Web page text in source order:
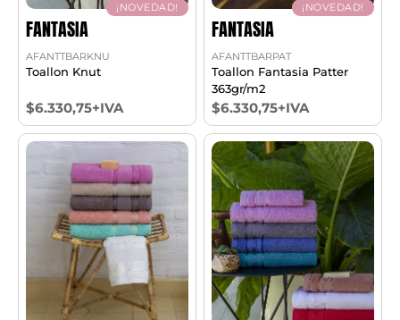
¡NOVEDAD!
FANTASIA
AFANTTBARKNU
Toallon Knut
$6.330,75+IVA
¡NOVEDAD!
FANTASIA
AFANTTBARPAT
Toallon Fantasia Patter
363gr/m2
$6.330,75+IVA